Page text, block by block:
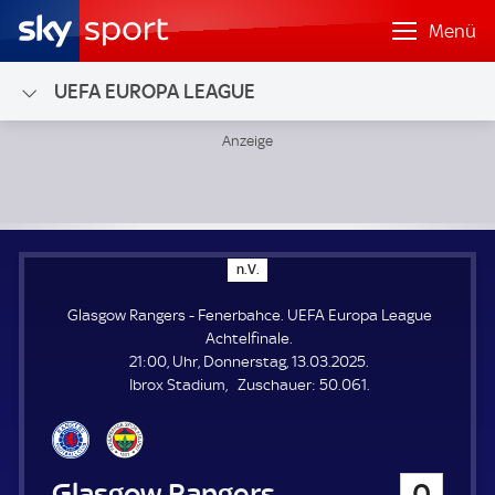
Menü
UEFA EUROPA LEAGUE
n.V.
.
.
Glasgow Rangers - Fenerbahce. UEFA Europa League
Achtelfinale.
21:00, Uhr, Donnerstag, 13.03.2025.
Ibrox Stadium
Zuschauer: Z
50.061.